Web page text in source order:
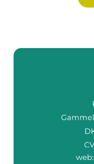
web: